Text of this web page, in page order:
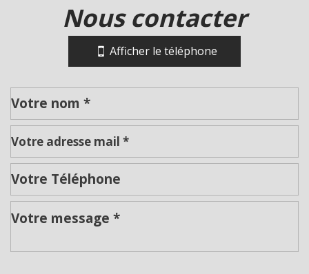
nous contacter
Afficher le téléphone